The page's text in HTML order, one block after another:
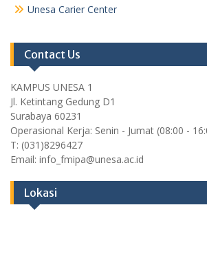
Unesa Carier Center
Contact Us
KAMPUS UNESA 1
Jl. Ketintang Gedung D1
Surabaya 60231
Operasional Kerja: Senin - Jumat (08:00 -
T: (031)8296427
Email: info_fmipa@unesa.ac.id
Lokasi